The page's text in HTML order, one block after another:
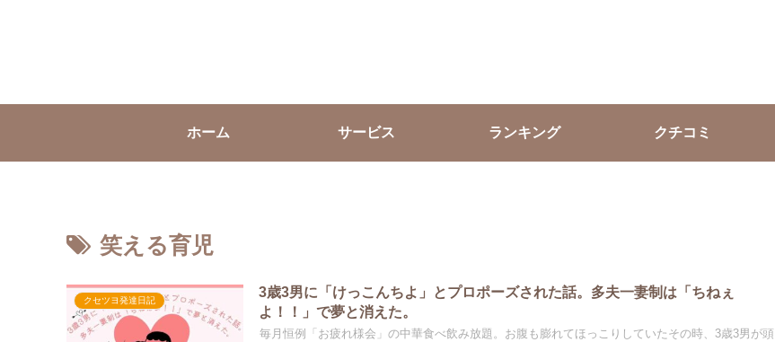
ホーム サービス ランキング クチコミ
笑える育児
クセツヨ発達日記
3歳3男に「けっこんちよ」とプロポーズされた話。多夫一妻制は「ちねぇ
よ！！」で夢と消えた。
毎月恒例「お疲れ様会」の中華食べ飲み放題。お腹も膨れてほっこりしていたその時、3歳3男が頭